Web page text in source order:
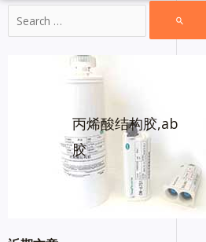
丙烯酸结构胶,ab
胶